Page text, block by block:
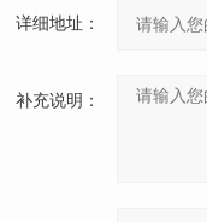
详细地址：
补充说明：